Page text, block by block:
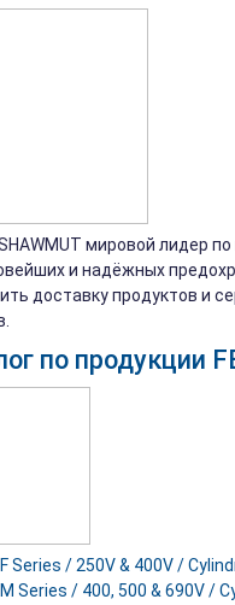
SHAWMUT мировой лидер
и надёжных
доставку продуктов и
по продукции
Series / 250V & 400V /
Series / 400, 500 & 690V /